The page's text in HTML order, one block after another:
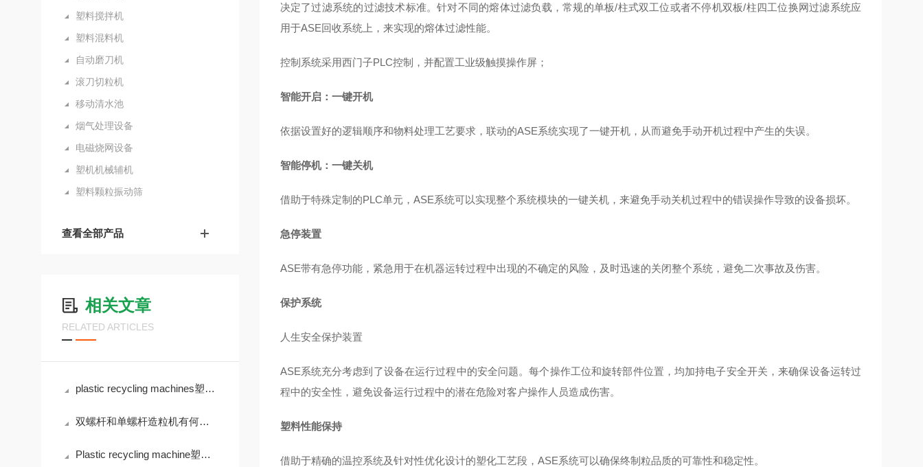
塑料搅拌机
塑料混料机
自动磨刀机
滚刀切粒机
移动清水池
烟气处理设备
电磁烧网设备
塑机机械辅机
塑料颗粒振动筛
查看全部产品
相关文章
RELATED ARTICLES
plastic recycling machines塑料回收机的生产设备涉及哪些工艺步骤？
双螺杆和单螺杆造粒机有何区别？
Plastic recycling machine塑料回收造粒机工作原理
决定了过滤系统的过滤技术标准。针对不同的熔体过滤负载，常规的单板/柱式双工位或者不停机双板/柱四工位换网过滤系统应
用于ASE回收系统上，来实现的熔体过滤性能。
控制系统采用西门子PLC控制，并配置工业级触摸操作屏；
智能开启：一键开机
依据设置好的逻辑顺序和物料处理工艺要求，联动的ASE系统实现了一键开机，从而避免手动开机过程中产生的失误。
智能停机：一键关机
借助于特殊定制的PLC单元，ASE系统可以实现整个系统模块的一键关机，来避免手动关机过程中的错误操作导致的设备损坏。
急停装置
ASE带有急停功能，紧急用于在机器运转过程中出现的不确定的风险，及时迅速的关闭整个系统，避免二次事故及伤害。
保护系统
人生安全保护装置
ASE系统充分考虑到了设备在运行过程中的安全问题。每个操作工位和旋转部件位置，均加持电子安全开关，来确保设备运转过
程中的安全性，避免设备运行过程中的潜在危险对客户操作人员造成伤害。
塑料性能保持
借助于精确的温控系统及针对性优化设计的塑化工艺段，ASE系统可以确保终制粒品质的可靠性和稳定性。